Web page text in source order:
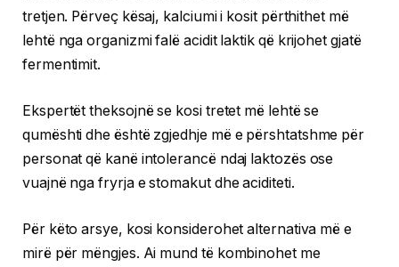
tretjen. Përveç kësaj, kalciumi i kosit përthithet më
lehtë nga organizmi falë acidit laktik që krijohet gjatë
fermentimit.
Ekspertët theksojnë se kosi tretet më lehtë se
qumështi dhe është zgjedhje më e përshtatshme për
personat që kanë intolerancë ndaj laktozës ose
vuajnë nga fryrja e stomakut dhe aciditeti.
Për këto arsye, kosi konsiderohet alternativa më e
mirë për mëngjes. Ai mund të kombinohet me